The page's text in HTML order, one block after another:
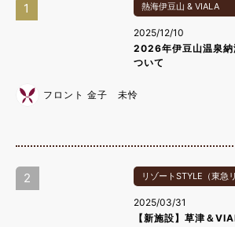
1 熱海伊豆山 & VIALA
2025/12/10
2026年伊豆山温泉納
ついて
フロント 金子 未怜
2 リゾートSTYLE（東急
2025/03/31
【新施設】草津＆